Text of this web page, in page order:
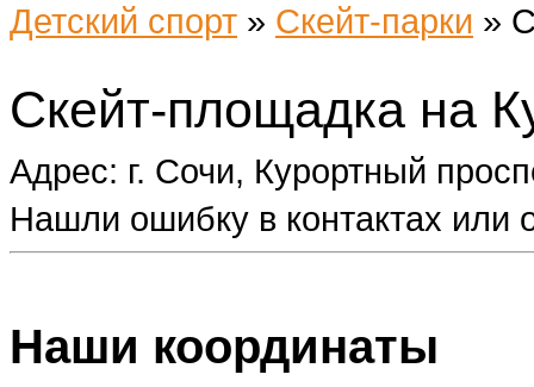
Детский спорт » Скейт-парки »
Скейт-площадка на
Адрес: г. Сочи, Курортный
Нашли ошибку в контактах
Наши координаты